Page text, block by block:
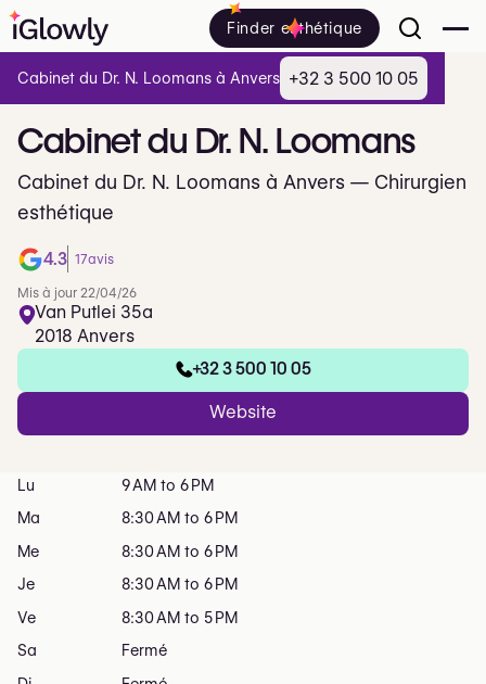
Finder esthétique
Cabinetdu Dr. N. Loomans
Cabinet du Dr. N. Loomans à Anvers — Chirurgien
esthétique
4.3 17avis
Mis à jour 22/04/26
Van Putlei 35a
2018 Anvers
+32 3 500 10 05
Website
Lu
9 AM to 6 PM
Ma
8:30 AM to 6 PM
Me
8:30 AM to 6 PM
Je
8:30 AM to 6 PM
Ve
8:30 AM to 5 PM
Sa
Fermé
Cabinet du Dr. N. Loomans à Anvers +32 3 500 10 05